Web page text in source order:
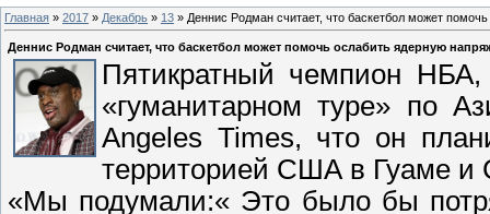
Главная » 2017 » Декабрь » 13 » Деннис Родман считает, что баскетбол может
Деннис Родман считает, что баскетбол может помочь ослабить ядерную
Пятикратный чемпион
«гуманитарном туре» по
Angeles Times, что он
территорией США в Гуаме и
«Мы подумали:« Это было бы